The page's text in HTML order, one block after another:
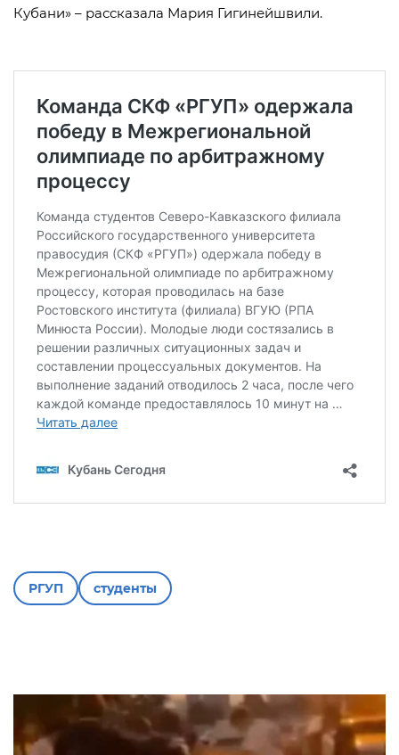
Кубани» – рассказала Мария Гигинейшвили.
РГУП студенты